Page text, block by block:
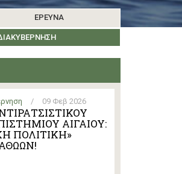
ΕΚΔΗΛΏΣΕΙΣΆΛΛΑ ΝΗΣΙΆ
ΈΡΕΥΝΑ
ΕΝΗΜΕΡΏΣΕΙΣ ΈΡΕΥΝΑΣ
/ 09 Φεβ 2026
ΑΙΓΑΙΟΥ:
ΠΟΛΙΤΙΚΗ»